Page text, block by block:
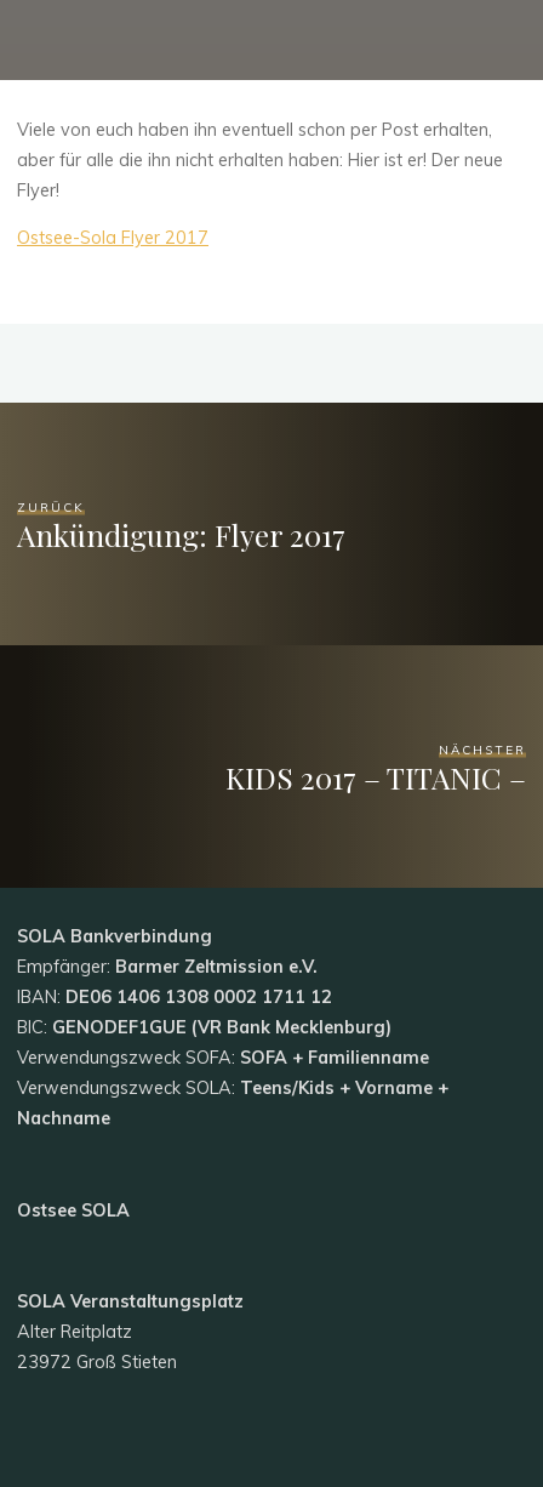
Viele von euch haben ihn eventuell schon per Post erhalten,
aber für alle die ihn nicht erhalten haben: Hier ist er! Der neue
Flyer!
Ostsee-Sola Flyer 2017
ZURÜCK
Ankündigung: Flyer 2017
NÄCHSTER
KIDS 2017 – TITANIC –
SOLA Bankverbindung
Empfänger: Barmer Zeltmission e.V.
IBAN: DE06 1406 1308 0002 1711 12
BIC: GENODEF1GUE (VR Bank Mecklenburg)
Verwendungszweck SOFA: SOFA + Familienname
Verwendungszweck SOLA: Teens/Kids + Vorname +
Nachname
Ostsee SOLA
SOLA Veranstaltungsplatz
Alter Reitplatz
23972 Groß Stieten